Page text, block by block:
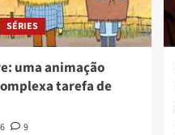
SÉRIES
uma animação
tarefa de
9